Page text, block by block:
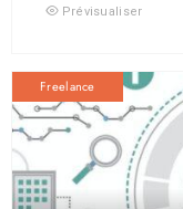
Prévisualiser
Freelance